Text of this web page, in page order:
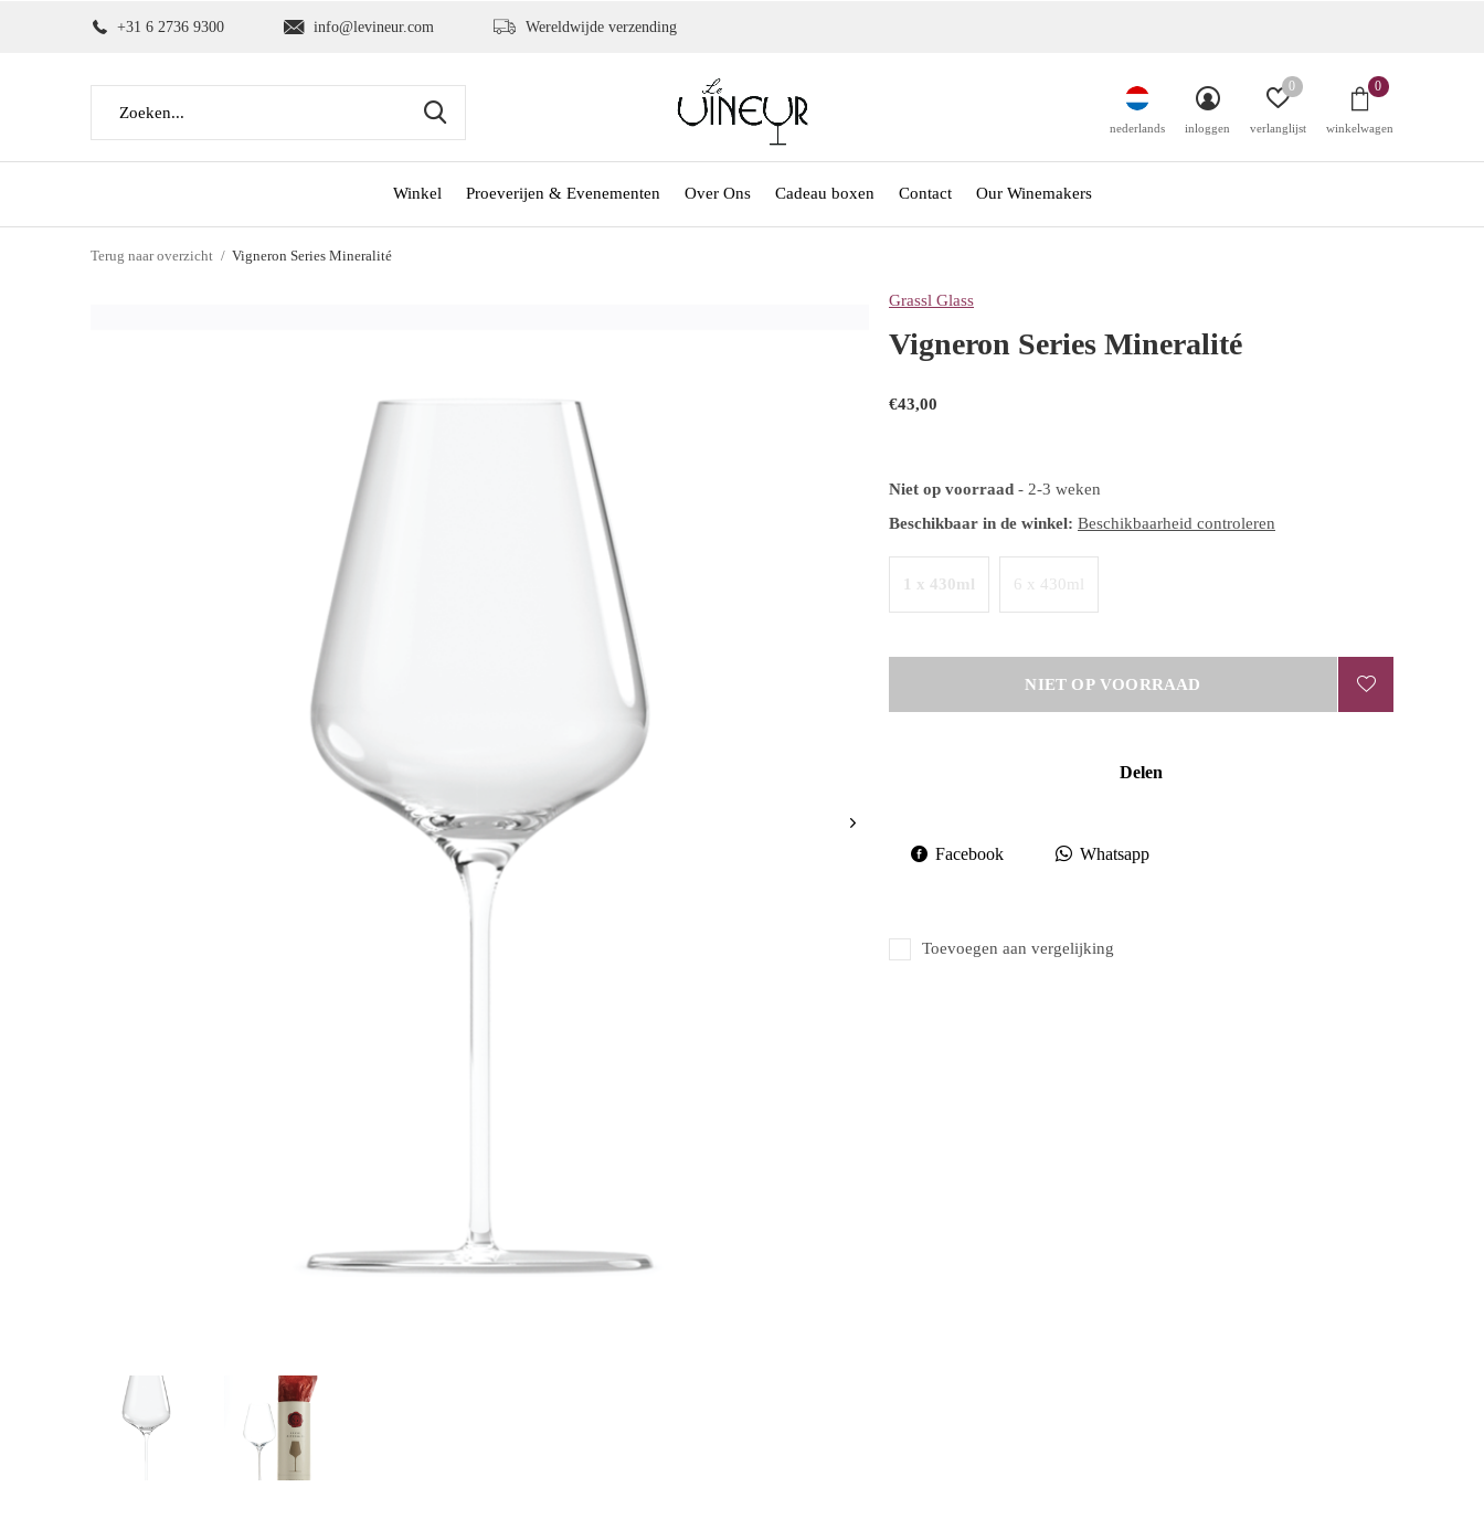
Winkel Proeverijen & Evenementen Over Ons Cadeau boxen Contact Our Winemakers
nederlands inloggen verlanglijst
0
winkelwagen
0
+31 6 2736 9300 info@levineur.com Wereldwijde verzending
Terug naar overzicht Vigneron Series Mineralité
Grassl Glass
Vigneron Series Mineralité
€43,00
Niet op voorraad - 2-3 weken
Beschikbaar in de winkel: Beschikbaarheid controleren
1 x 430ml 6 x 430ml
NIET OP VOORRAAD
Delen
Facebook Whatsapp
Toevoegen aan vergelijking